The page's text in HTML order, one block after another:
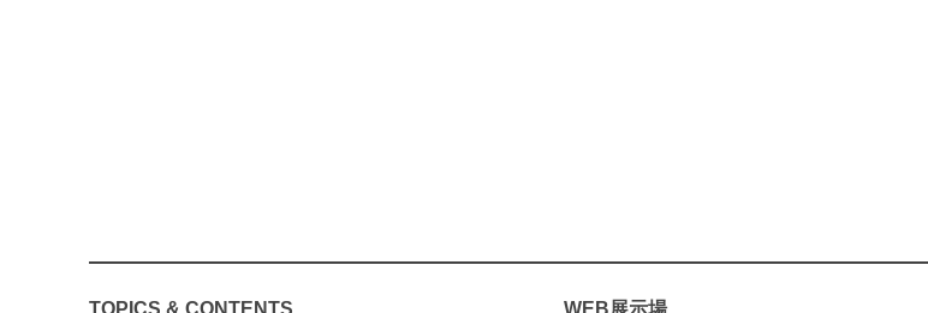
TOPICS & CONTENTS WEB展示場